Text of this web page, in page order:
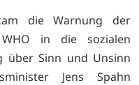
die Warnung der
WHO in die sozialen
über Sinn und Unsinn
Jens Spahn